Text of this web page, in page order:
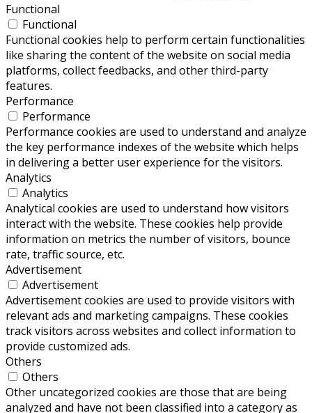
Functional
Functional
Functional cookies help to perform certain functionalities
like sharing the content of the website on social media
platforms, collect feedbacks, and other third-party
features.
Performance
Performance
Performance cookies are used to understand and analyze
the key performance indexes of the website which helps
in delivering a better user experience for the visitors.
Analytics
Analytics
Analytical cookies are used to understand how visitors
interact with the website. These cookies help provide
information on metrics the number of visitors, bounce
rate, traffic source, etc.
Advertisement
Advertisement
Advertisement cookies are used to provide visitors with
relevant ads and marketing campaigns. These cookies
track visitors across websites and collect information to
provide customized ads.
Others
Others
Other uncategorized cookies are those that are being
analyzed and have not been classified into a category as